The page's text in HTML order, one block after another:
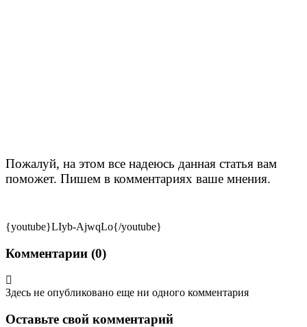
Пожалуй, на этом все надеюсь данная статья вам
поможет. Пишем в комментариях ваше мнения.
{youtube}LIyb-AjwqLo{/youtube}
Комментарии (0)
Здесь не опубликовано еще ни одного комментария
Оставьте свой комментарий